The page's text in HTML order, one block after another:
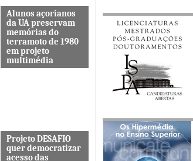
Alunos açorianos
da UA preservam
memórias do
terramoto de 1980
em projeto
multimédia
Projeto DESAFIO
quer democratizar
acesso das